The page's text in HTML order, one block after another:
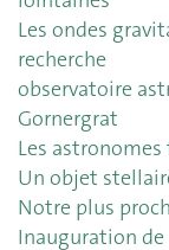
Les ondes
recherche
observatoire
Gornergrat
Les astronomes
Un objet
Notre plus
Inauguration de